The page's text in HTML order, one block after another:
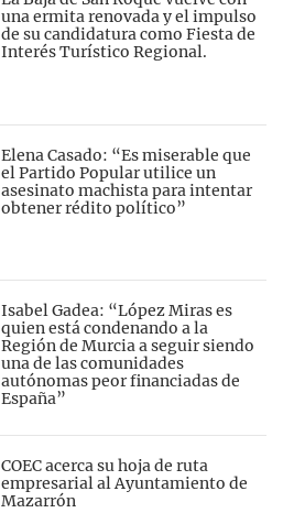
una ermita renovada y el impulso
de su candidatura como Fiesta de
Interés Turístico Regional.
Elena Casado: “Es miserable que
el Partido Popular utilice un
asesinato machista para intentar
obtener rédito político”
Isabel Gadea: “López Miras es
quien está condenando a la
Región de Murcia a seguir siendo
una de las comunidades
autónomas peor financiadas de
España”
COEC acerca su hoja de ruta
empresarial al Ayuntamiento de
Mazarrón